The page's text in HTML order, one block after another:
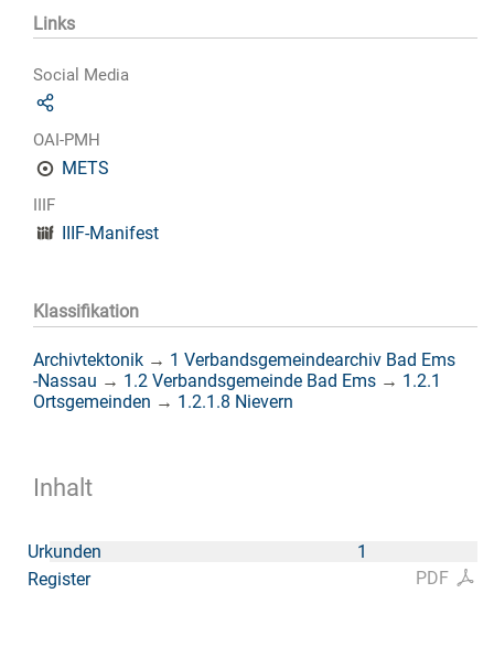
Links
Social Media
OAI-PMH
METS
IIIF
IIIF-Manifest
Klassifikation
Archivtektonik → 1 Verbandsgemeindearchiv Bad Ems
-Nassau → 1.2 Verbandsgemeinde Bad Ems → 1.2.1
Ortsgemeinden → 1.2.1.8 Nievern
Inhalt
1
Urkunden
PDF
Register